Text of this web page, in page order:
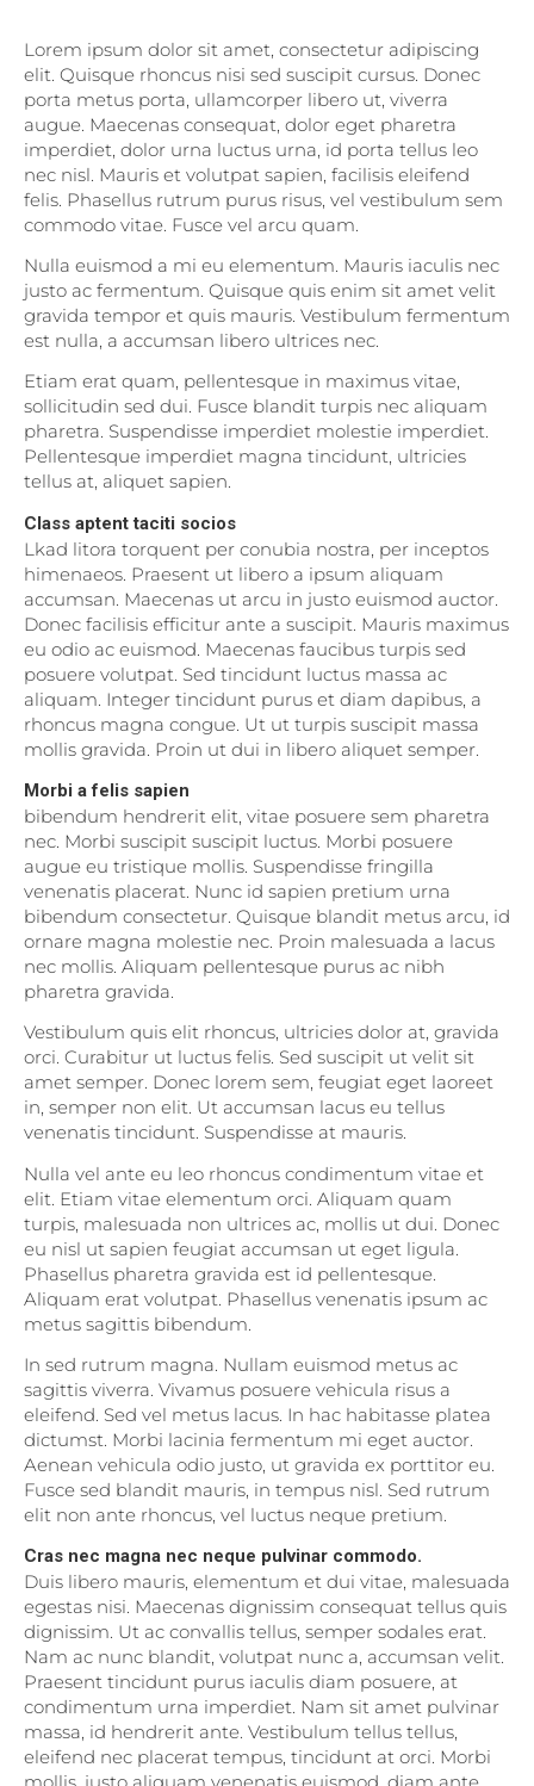
Lorem ipsum dolor sit amet, consectetur adipiscing
elit. Quisque rhoncus nisi sed suscipit cursus. Donec
porta metus porta, ullamcorper libero ut, viverra
augue. Maecenas consequat, dolor eget pharetra
imperdiet, dolor urna luctus urna, id porta tellus leo
nec nisl. Mauris et volutpat sapien, facilisis eleifend
felis. Phasellus rutrum purus risus, vel vestibulum sem
commodo vitae. Fusce vel arcu quam.
Nulla euismod a mi eu elementum. Mauris iaculis nec
justo ac fermentum. Quisque quis enim sit amet velit
gravida tempor et quis mauris. Vestibulum fermentum
est nulla, a accumsan libero ultrices nec.
Etiam erat quam, pellentesque in maximus vitae,
sollicitudin sed dui. Fusce blandit turpis nec aliquam
pharetra. Suspendisse imperdiet molestie imperdiet.
Pellentesque imperdiet magna tincidunt, ultricies
tellus at, aliquet sapien.
Class aptent taciti socios
Lkad litora torquent per conubia nostra, per inceptos
himenaeos. Praesent ut libero a ipsum aliquam
accumsan. Maecenas ut arcu in justo euismod auctor.
Donec facilisis efficitur ante a suscipit. Mauris maximus
eu odio ac euismod. Maecenas faucibus turpis sed
posuere volutpat. Sed tincidunt luctus massa ac
aliquam. Integer tincidunt purus et diam dapibus, a
rhoncus magna congue. Ut ut turpis suscipit massa
mollis gravida. Proin ut dui in libero aliquet semper.
Morbi a felis sapien
bibendum hendrerit elit, vitae posuere sem pharetra
nec. Morbi suscipit suscipit luctus. Morbi posuere
augue eu tristique mollis. Suspendisse fringilla
venenatis placerat. Nunc id sapien pretium urna
bibendum consectetur. Quisque blandit metus arcu, id
ornare magna molestie nec. Proin malesuada a lacus
nec mollis. Aliquam pellentesque purus ac nibh
pharetra gravida.
Vestibulum quis elit rhoncus, ultricies dolor at, gravida
orci. Curabitur ut luctus felis. Sed suscipit ut velit sit
amet semper. Donec lorem sem, feugiat eget laoreet
in, semper non elit. Ut accumsan lacus eu tellus
venenatis tincidunt. Suspendisse at mauris.
Nulla vel ante eu leo rhoncus condimentum vitae et
elit. Etiam vitae elementum orci. Aliquam quam
turpis, malesuada non ultrices ac, mollis ut dui. Donec
eu nisl ut sapien feugiat accumsan ut eget ligula.
Phasellus pharetra gravida est id pellentesque.
Aliquam erat volutpat. Phasellus venenatis ipsum ac
metus sagittis bibendum.
In sed rutrum magna. Nullam euismod metus ac
sagittis viverra. Vivamus posuere vehicula risus a
eleifend. Sed vel metus lacus. In hac habitasse platea
dictumst. Morbi lacinia fermentum mi eget auctor.
Aenean vehicula odio justo, ut gravida ex porttitor eu.
Fusce sed blandit mauris, in tempus nisl. Sed rutrum
elit non ante rhoncus, vel luctus neque pretium.
Cras nec magna nec neque pulvinar commodo.
Duis libero mauris, elementum et dui vitae, malesuada
egestas nisi. Maecenas dignissim consequat tellus quis
dignissim. Ut ac convallis tellus, semper sodales erat.
Nam ac nunc blandit, volutpat nunc a, accumsan velit.
Praesent tincidunt purus iaculis diam posuere, at
condimentum urna imperdiet. Nam sit amet pulvinar
massa, id hendrerit ante. Vestibulum tellus tellus,
eleifend nec placerat tempus, tincidunt at orci. Morbi